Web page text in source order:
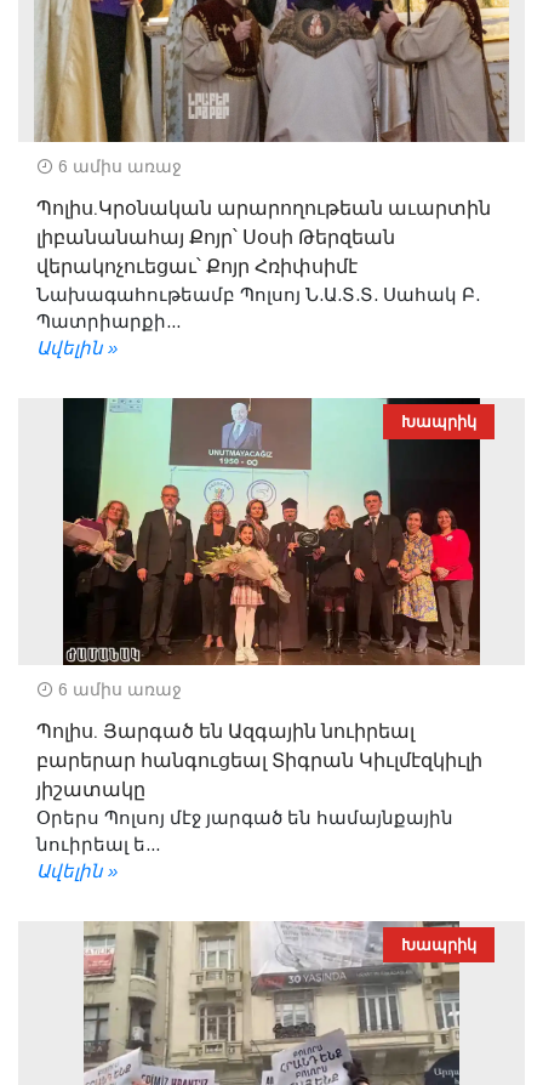
6 ամիս առաջ
Պոլիս.Կրօնական արարողութեան աւարտին
լիբանանահայ Քոյր՝ Սօսի Թերզեան
վերակոչուեցաւ՝ Քոյր Հռիփսիմէ
Նախագահութեամբ Պոլսոյ Ն.Ա.Տ.Տ. Սահակ Բ.
Պատրիարքի...
Ավելին »
Խապրիկ
6 ամիս առաջ
Պոլիս. Յարգած են Ազգային նուիրեալ
բարերար հանգուցեալ Տիգրան Կիւլմէզկիւլի
յիշատակը
Օրերս Պոլսոյ մէջ յարգած են համայնքային
նուիրեալ ե...
Ավելին »
Խապրիկ